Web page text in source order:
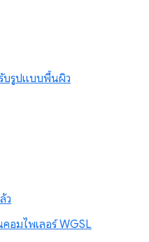
รับรูปแบบพื้นผิว
ว
คอมไพเลอร์ WGSL